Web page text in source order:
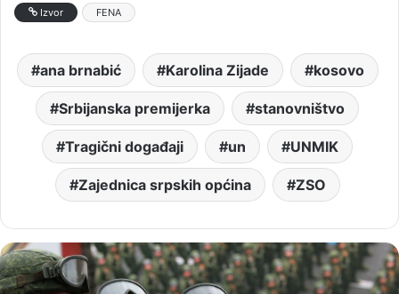
Izvor FENA
ana brnabić Karolina Zijade kosovo
Srbijanska premijerka stanovništvo
Tragični događaji un UNMIK
Zajednica srpskih općina ZSO